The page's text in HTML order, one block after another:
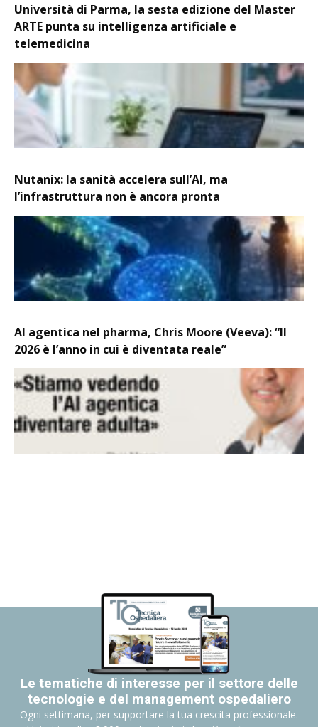
Università di Parma, la sesta edizione del Master
ARTE punta su intelligenza artificiale e
telemedicina
Nutanix: la sanità accelera sull’AI, ma
l’infrastruttura non è ancora pronta
AI agentica nel pharma, Chris Moore (Veeva): “Il
2026 è l’anno in cui è diventata reale”
Le tematiche di interesse per il settore delle
tecnologie e del management ospedaliero
Ogni settimana, per supportare la tua crescita professionale.